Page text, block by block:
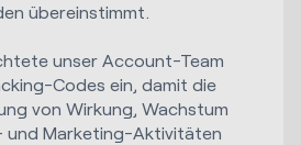
übereinstimmt.
unser Account-Team
Codes ein, damit die
von Wirkung, Wachstum
und Marketing-Aktivitäten